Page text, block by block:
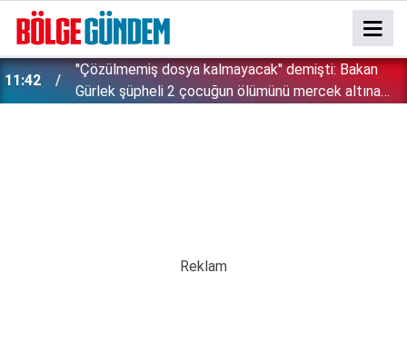
11:42
''Çözülmemiş dosya kalmayacak'' demişti: Bakan
Gürlek şüpheli 2 çocuğun ölümünü mercek altına